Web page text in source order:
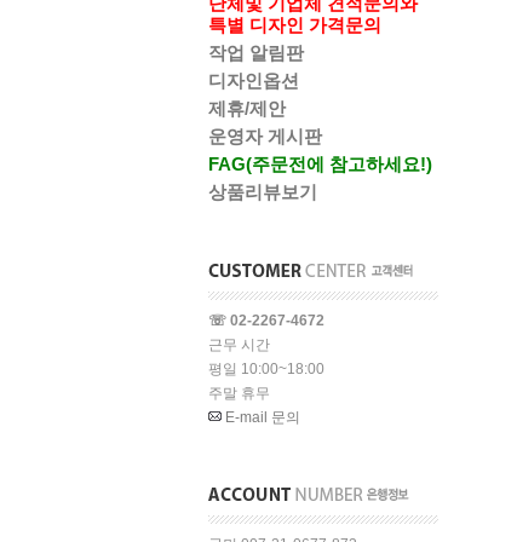
특별 디자인 가격문의
작업 알림판
디자인옵션
제휴/제안
운영자 게시판
FAG(주문전에 참고하세요!)
상품리뷰보기
☏ 02-2267-4672
근무 시간
평일 10:00~18:00
주말 휴무
E-mail 문의